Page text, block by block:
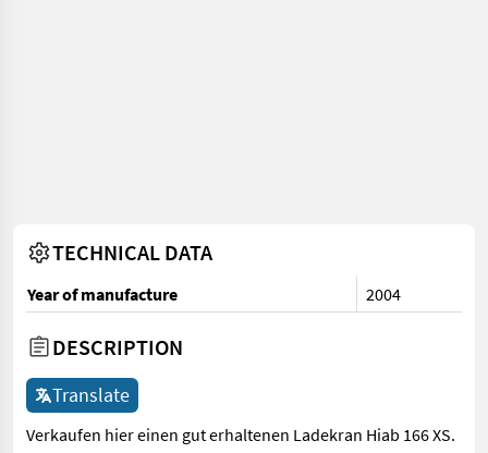
TECHNICAL DATA
Year of manufacture 2004
DESCRIPTION
Translate
Verkaufen hier einen gut erhaltenen Ladekran Hiab 166 XS.